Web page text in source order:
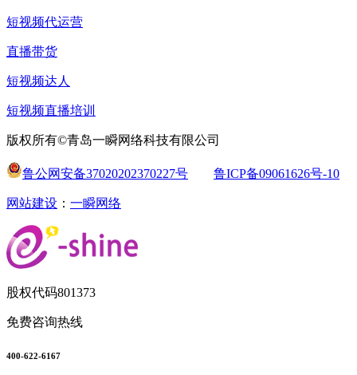
短视频代运营
直播带货
短视频达人
短视频直播培训
版权所有©青岛一瞬网络科技有限公司
鲁公网安备37020202370227号 鲁ICP备09061626号-10
网站建设 ： 一瞬网络
股权代码801373
免费咨询热线
400-622-6167